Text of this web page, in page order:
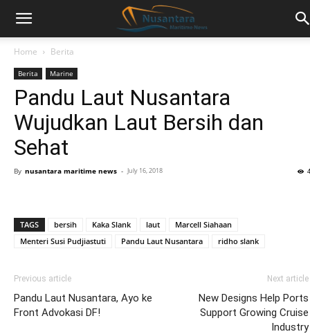
Home Berita
Berita Marine
Pandu Laut Nusantara
Wujudkan Laut Bersih dan
Sehat
By nusantara maritime news - July 16, 2018
TAGS bersih Kaka Slank laut
Marcell Siahaan
Menteri Susi Pudjiastuti
Pandu Laut Nusantara ridho slank
Previous article
Pandu Laut Nusantara, Ayo ke
Front Advokasi DF!
Next article
New Designs Help Ports
Support Growing Cruise
Industry